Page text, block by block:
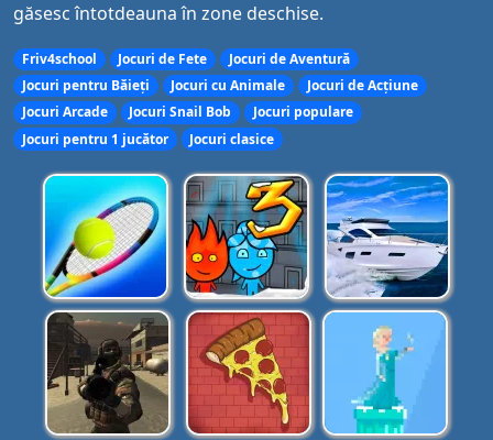
găsesc întotdeauna în zone deschise.
Friv4school Jocuri de Fete
Jocuri de Aventură
Jocuri pentru Băieți
Jocuri cu Animale
Jocuri de Acțiune
Jocuri Arcade
Jocuri Snail Bob
Jocuri populare
Jocuri pentru 1 jucător
Jocuri clasice